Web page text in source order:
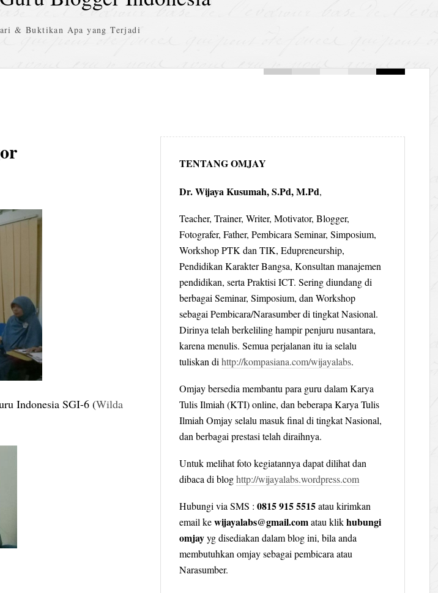
& Buktikan Apa yang Terjadi
Indonesia SGI-6 (Wilda
TENTANG OMJAY
Dr. Wijaya Kusumah, S.Pd, M.Pd,
Teacher, Trainer, Writer, Motivator, Blogger,
Fotografer, Father, Pembicara Seminar, Simposium,
Workshop PTK dan TIK, Edupreneurship,
Pendidikan Karakter Bangsa, Konsultan manajemen
pendidikan, serta Praktisi ICT. Sering diundang di
berbagai Seminar, Simposium, dan Workshop
sebagai Pembicara/Narasumber di tingkat Nasional.
Dirinya telah berkeliling hampir penjuru nusantara,
karena menulis. Semua perjalanan itu ia selalu
tuliskan di http://kompasiana.com/wijayalabs.
Omjay bersedia membantu para guru dalam Karya
Tulis Ilmiah (KTI) online, dan beberapa Karya Tulis
Ilmiah Omjay selalu masuk final di tingkat Nasional,
dan berbagai prestasi telah diraihnya.
Untuk melihat foto kegiatannya dapat dilihat dan
dibaca di bloghttp://wijayalabs.wordpress.com
Hubungi via SMS : 0815 915 5515atau kirimkan
email kewijayalabs@gmail.comatau klikhubungi
omjayyg disediakan dalam blog ini, bila anda
membutuhkan omjay sebagai pembicara atau
Narasumber.